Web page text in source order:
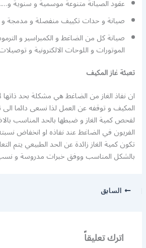
عقود الصيانة متنوعة موسمية و سنوية
صيانة و حدات تكييف منفصلة و مدمجة و
صيانة كل من الضاغط و الكمبراسير و
الموتورات و اللوحات الالكترونية و
تعبئة غاز المكيف
ان نفاذ الغاز من الضاغط هي مشكلة بحد
المكيف و توقفه عن العمل لذا نسعى دائما
لفحص كمية الغاز و ضبطها بالحد المناسب
الفريون في الضاغط عند نفاذه او انخفاض
تكون كمية الغاز زائدة عن الحد الطبيعي يتم
بالشكل المناسب ووفق خبرات مدروسة و
السابق
اترك تعليقاً